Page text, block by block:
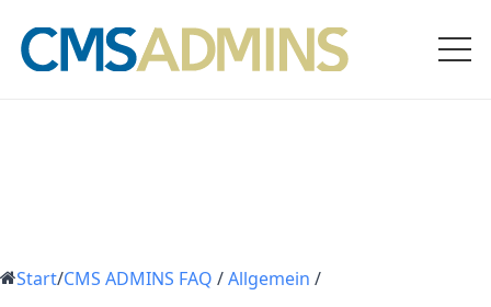
Start/CMS ADMINS FAQ /Allgemein /